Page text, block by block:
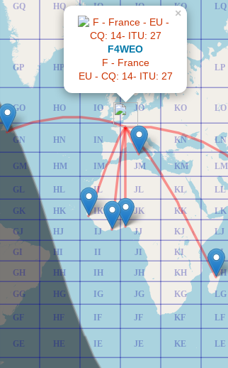
GE
GF
GG
GH
GI
GJ
GK
GL
GM
GN
GO
GP
GQ
HE
HF
HG
HH
HI
HJ
HK
HL
HM
HN
HO
HP
HQ
IE
IF
IG
IH
II
IJ
IK
IL
IM
IN
IO
IQ
JE
JF
JG
JH
JI
JJ
JK
JL
JM
JN
JO
JP
JQ
KE
KF
KG
KH
KI
KJ
KK
KL
KM
KN
KO
KQ
LE
LF
LG
LH
LI
LJ
LK
LL
LM
LN
LO
LP
LQ
F4WEO
F - France
EU - CQ: 14- ITU: 27
×